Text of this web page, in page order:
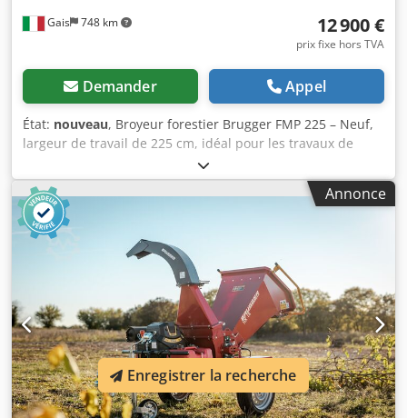
Gais 748 km 12 900 €
prix fixe hors TVA
Demander Appel
État: nouveau, Broyeur forestier Brugger FMP 225 – Neuf,
largeur de travail de 225 cm, idéal pour les travaux de
broyage intensifs ! Le Brugger FMP 225 est un broyeur
forestier robuste conçu pour une utilisation en agriculture,
en sylviculture et sur les friches. Doté d’une double
transmission par courroie, de 36 marteaux équipés de
plaquettes au carbure et d’un équipement hydraulique
complet, il est parfaitement adapté aux tracteurs à partir
de 110 ch – fiable, puissant et prêt pour les applications
les plus exigeantes. Caractéristiques techniques – Brugger
FMP 225 : Largeur de travail : 225 cm Entraînement :
Double transmission par courroies trapézoïdales (5 + 5)
Régime prise de force : 1 000 tr/min Puissance requise :
110 – 160 ch Poids propre : env. 1 800 kg Attelage : 3 points
Cat. II / III Boîtier CMR italien Arbre du rotor Ø : 219 mm
(465 mm avec marteaux) Marteaux : 36 unités, avec
Annonce
Enregistrer la recherche